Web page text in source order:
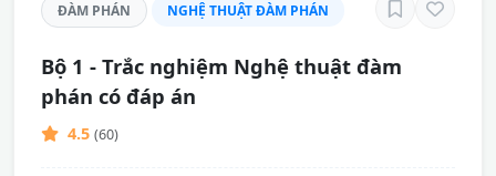
ĐÀM PHÁN NGHỆ THUẬT ĐÀM PHÁN
Bộ 1 - Trắc nghiệm Nghệ thuật đàm
phán có đáp án
4.5 (60)